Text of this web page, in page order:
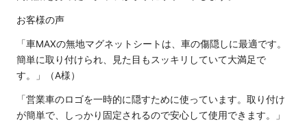
お客様の声
「車MAXの無地マグネットシートは、車の傷隠しに最適です。
簡単に取り付けられ、見た目もスッキリしていて大満足で
す。」（A様）
「営業車のロゴを一時的に隠すために使っています。取り付け
が簡単で、しっかり固定されるので安心して使用できます。」